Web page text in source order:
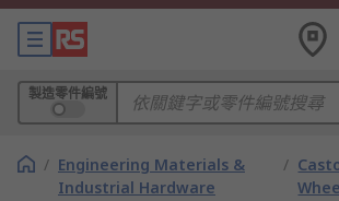
製造零件編號
/ Engineering Materials &
Industrial Hardware
/